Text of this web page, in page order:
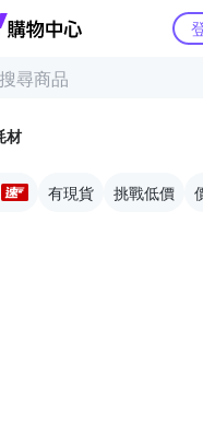
Yahoo購物中心
材
有現貨 挑戰低價